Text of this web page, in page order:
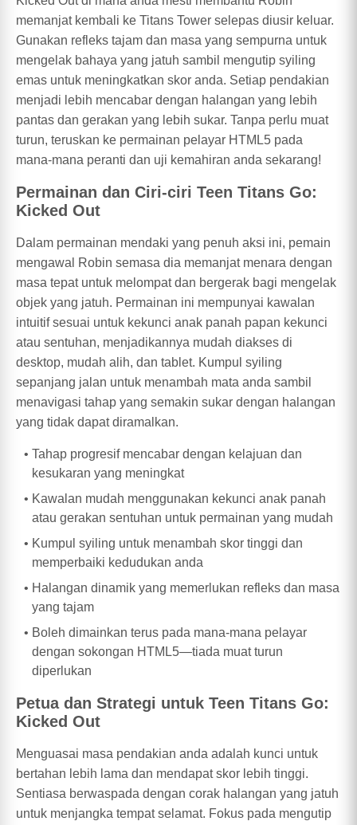
memanjat kembali ke Titans Tower selepas diusir keluar.
Gunakan refleks tajam dan masa yang sempurna untuk
mengelak bahaya yang jatuh sambil mengutip syiling
emas untuk meningkatkan skor anda. Setiap pendakian
menjadi lebih mencabar dengan halangan yang lebih
pantas dan gerakan yang lebih sukar. Tanpa perlu muat
turun, teruskan ke permainan pelayar HTML5 pada
mana-mana peranti dan uji kemahiran anda sekarang!
Permainan dan Ciri-ciri Teen Titans Go:
Kicked Out
Dalam permainan mendaki yang penuh aksi ini, pemain
mengawal Robin semasa dia memanjat menara dengan
masa tepat untuk melompat dan bergerak bagi mengelak
objek yang jatuh. Permainan ini mempunyai kawalan
intuitif sesuai untuk kekunci anak panah papan kekunci
atau sentuhan, menjadikannya mudah diakses di
desktop, mudah alih, dan tablet. Kumpul syiling
sepanjang jalan untuk menambah mata anda sambil
menavigasi tahap yang semakin sukar dengan halangan
yang tidak dapat diramalkan.
Tahap progresif mencabar dengan kelajuan dan
kesukaran yang meningkat
Kawalan mudah menggunakan kekunci anak panah
atau gerakan sentuhan untuk permainan yang mudah
Kumpul syiling untuk menambah skor tinggi dan
memperbaiki kedudukan anda
Halangan dinamik yang memerlukan refleks dan masa
yang tajam
Boleh dimainkan terus pada mana-mana pelayar
dengan sokongan HTML5—tiada muat turun
diperlukan
Petua dan Strategi untuk Teen Titans Go:
Kicked Out
Menguasai masa pendakian anda adalah kunci untuk
bertahan lebih lama dan mendapat skor lebih tinggi.
Sentiasa berwaspada dengan corak halangan yang jatuh
untuk menjangka tempat selamat. Fokus pada mengutip